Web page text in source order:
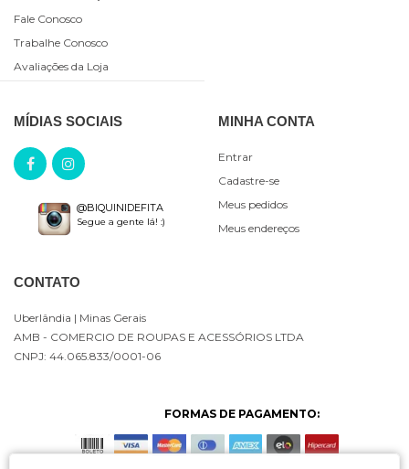
Fale Conosco
Trabalhe Conosco
Avaliações da Loja
MÍDIAS SOCIAIS
@BIQUINIDEFITA
Segue a gente lá! :)
MINHA CONTA
Entrar
Cadastre-se
Meus pedidos
Meus endereços
CONTATO
Uberlândia | Minas Gerais
AMB - COMERCIO DE ROUPAS E ACESSÓRIOS LTDA
CNPJ: 44.065.833/0001-06
FORMAS DE PAGAMENTO: